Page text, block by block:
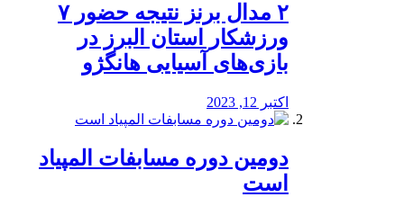
۲ مدال برنز نتیجه حضور ۷
ورزشکار استان البرز در
بازی‌های آسیایی هانگژو
اکتبر 12, 2023
دومین دوره مسابفات المپیاد
است